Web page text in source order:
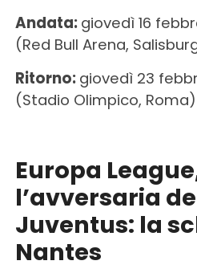
Andata: giovedì 16
(Red Bull Arena,
Ritorno: giovedì 23
(Stadio Olimpico, Roma)
Europa
l’avversaria
Juventus: la
Nantes